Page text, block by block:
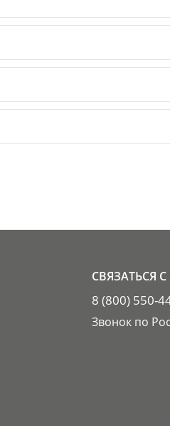
СВЯЗАТЬСЯ
8 (800) 550-
Звонок по